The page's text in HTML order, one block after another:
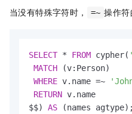
当没有特殊字符时，
=~ 操作
SELECT * FROM cypher(
MATCH (v:Person)
WHERE v.name =~
RETURN v.name
$$) AS (names agtype);